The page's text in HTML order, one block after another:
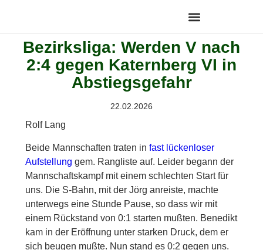
Bezirksliga: Werden V nach
2:4 gegen Katernberg VI in
Abstiegsgefahr
22.02.2026
Rolf Lang
Beide Mannschaften traten in fast lückenloser
Aufstellung gem. Rangliste auf. Leider begann der
Mannschaftskampf mit einem schlechten Start für
uns. Die S-Bahn, mit der Jörg anreiste, machte
unterwegs eine Stunde Pause, so dass wir mit
einem Rückstand von 0:1 starten mußten. Benedikt
kam in der Eröffnung unter starken Druck, dem er
sich beugen mußte. Nun stand es 0:2 gegen uns.